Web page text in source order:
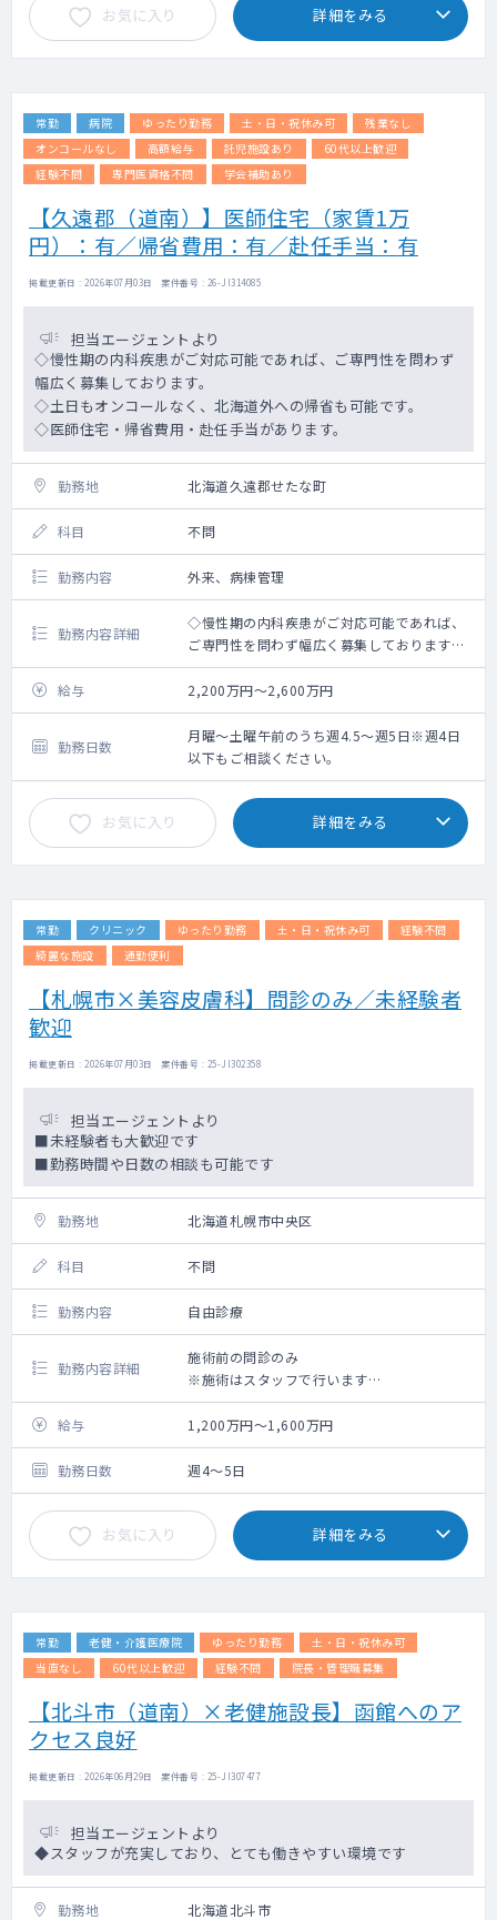
ハ、口腔機能の評価、歯科的対応、嚥下性肺
炎の治療
２．転倒骨折、フレイルの予防
3.認知症の対策
⇒治療可能な認知症の検出、NPH、甲状腺疾
患を見逃さない、MRIによる無症候性脳梗塞
病型の分類（RI検査と高次機能検査の充
実）と対応する薬剤治療・リハ、睡眠時無呼
吸の検索とその対応
せん妄に対する対応 抗精神病薬、ベンゾ
早朝高血圧、夜間の降圧薬、眠剤過多によ
る低血圧の検出、ふらつき、転倒予防
4.栄養管理の重要性
⇒食形態の工夫 栄養補助剤の効率的使用
5.高齢者の緩和ケア医療、穏やかな看取り
お気に入り 詳細をみる
常勤 病院 ゆったり勤務 土・日・祝休み可
残業なし
オンコールなし
高額給与 託児施設あり
60代以上歓迎
経験不問
専門医資格不問 学会補助あり
【久遠郡（道南）】医師住宅（家賃1万
円）：有／帰省費用：有／赴任手当：有
掲載更新日 : 2026年07月03日 案件番号 : 26-JI314085
担当エージェントより
◇慢性期の内科疾患がご対応可能であれば、ご専門性を問わず
幅広く募集しております。
◇土日もオンコールなく、北海道外への帰省も可能です。
◇医師住宅・帰省費用・赴任手当があります。
勤務地 北海道久遠郡せたな町
科目 不問
勤務内容 外来、病棟管理
勤務内容詳細
◇慢性期の内科疾患がご対応可能であれば、
ご専門性を問わず幅広く募集しております。
◇病棟管理がメインの業務となります。
⇒受け持ち患者数30～40名ほど
⇒近隣の病院で入院した方が転院されてくる
ケースが多いです。
◇外来：1日20人程度
◇透析管理：無でも相談可能
◇訪問診療：通院されていた方のうち、通院
が困難となった方を対象に行っています。ご
入職直後からご対応いただく予定はありませ
ん。※無でも相談可能
あります。）。夜間の救急件数は年間1~2
給与 2,200万円～2,600万円
勤務日数
月曜～土曜午前のうち週4.5～週5日※週4日
以下もご相談ください。
お気に入り 詳細をみる
常勤 クリニック ゆったり勤務 土・日・祝休み可
経験不問
綺麗な施設
通勤便利
【札幌市×美容皮膚科】問診のみ／未経験者
歓迎
掲載更新日 : 2026年07月03日 案件番号 : 25-JI302358
担当エージェントより
■未経験者も大歓迎です
■勤務時間や日数の相談も可能です
勤務地 北海道札幌市中央区
科目 不問
勤務内容 自由診療
勤務内容詳細
施術前の問診のみ
※施術はスタッフで行います
＜施術内容＞
(１)美容医療・美肌治療
(２)医療脱毛
(３)痩身・医療ダイエット
新規施術前のみの問診となります。
予約制で、10～15名/日の実績です。
給与 1,200万円～1,600万円
勤務日数 週4～5日
お気に入り 詳細をみる
常勤 老健・介護医療院 ゆったり勤務
土・日・祝休み可
当直なし
60代以上歓迎 経験不問 院長・管理職募集
【北斗市（道南）×老健施設長】函館へのア
クセス良好
掲載更新日 : 2026年06月29日 案件番号 : 25-JI307477
担当エージェントより
◆スタッフが充実しており、とても働きやすい環境です
勤務地 北海道北斗市